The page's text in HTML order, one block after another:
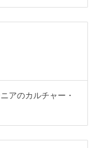
gcp
datadog
アのカルチャー・